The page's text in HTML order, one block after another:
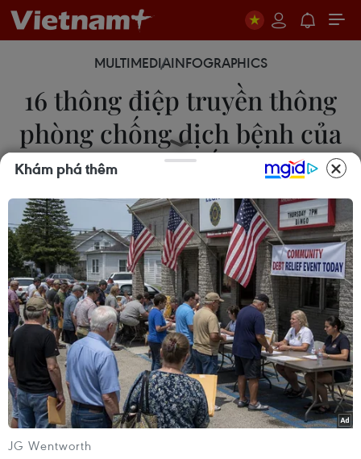
MULTIMEDIAINFOGRAPHICS
16 thông điệp truyền thông
phòng chống dịch bệnh của
Bộ Y tế
27/12/2023 00:30
Bộ Y tế đã xây dựng Kế hoạch số 1446/KH-BYT
ngày 20/11/2023 triển khai các hoạt động hưởng
ứng Ngày Quốc tế phòng, chống dịch bệnh năm
2023 nhằm nâng cao ý thức của người dân.
Khám phá thêm
JG Wentworth